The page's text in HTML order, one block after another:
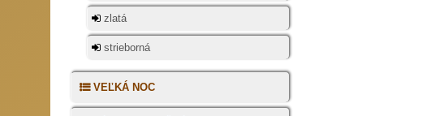
zlatá
strieborná
VEĽKÁ NOC